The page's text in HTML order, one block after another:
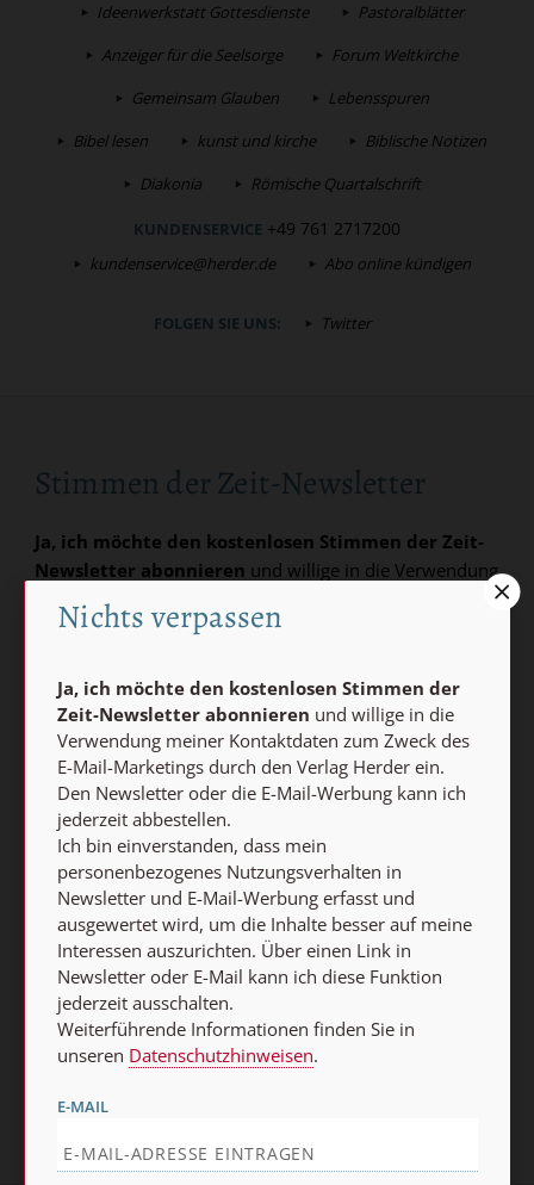
Ideenwerkstatt Gottesdienste
Pastoralblätter
Anzeiger für die Seelsorge
Forum Weltkirche
Gemeinsam Glauben
Lebensspuren
Bibel lesen
kunst und kirche
Biblische Notizen
Diakonia
Römische Quartalschrift
KUNDENSERVICE +49 761 2717200
kundenservice@herder.de Abo online kündigen
FOLGEN SIE UNS: Twitter
Stimmen der Zeit-Newsletter
Ja, ich möchte den kostenlosen Stimmen der Zeit-
Newsletter abonnieren und willige in die Verwendung
meiner Kontaktdaten zum Zweck des E-Mail-Marketings
durch den Verlag Herder ein. Den Newsletter oder die E-
Ich bin einverstanden, dass mein personenbezogenes
Nutzungsverhalten in Newsletter und E-Mail-Werbung
erfasst und ausgewertet wird, um die Inhalte besser auf
meine Interessen auszurichten. Über einen Link in
Newsletter oder E-Mail kann ich diese Funktion jederzeit
ausschalten.
Weiterführende Informationen finden Sie in unseren
Datenschutzhinweisen.
E-MAIL
Nichts verpassen
Ja, ich möchte den kostenlosen Stimmen der
Zeit-Newsletter abonnieren und willige in die
Verwendung meiner Kontaktdaten zum Zweck des
E-Mail-Marketings durch den Verlag Herder ein.
Den Newsletter oder die E-Mail-Werbung kann ich
jederzeit abbestellen.
Ich bin einverstanden, dass mein
personenbezogenes Nutzungsverhalten in
Newsletter und E-Mail-Werbung erfasst und
ausgewertet wird, um die Inhalte besser auf meine
Interessen auszurichten. Über einen Link in
Newsletter oder E-Mail kann ich diese Funktion
jederzeit ausschalten.
Weiterführende Informationen finden Sie in
unseren Datenschutzhinweisen.
E-MAIL